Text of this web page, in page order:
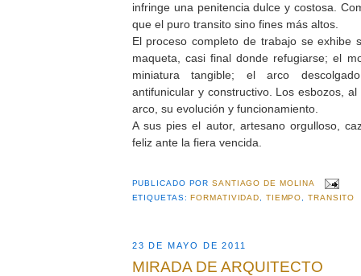
infringe una penitencia dulce y costosa.
que el puro transito sino fines más altos.
El proceso completo de trabajo se exhibe
maqueta, casi final donde refugiarse; el
miniatura tangible; el arco
antifunicular y constructivo. Los esbozos,
arco, su evolución y funcionamiento.
A sus pies el autor, artesano orgulloso,
feliz ante la fiera vencida.
PUBLICADO PORSANTIAGO DE MOLINA
ETIQUETAS:FORMATIVIDAD TIEMPO ,TRANSITO
23 DE MAYO DE 2011
MIRADA DE ARQUITECTO